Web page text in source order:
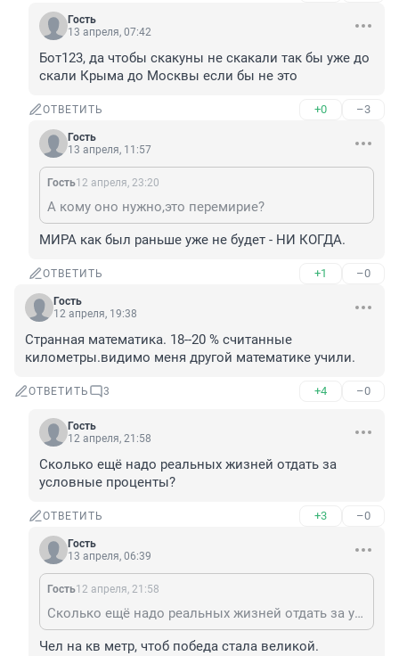
Гость
13 апреля, 07:42
Бот123, да чтобы скакуны не скакали так бы уже до
скали Крыма до Москвы если бы не это
ОТВЕТИТЬ +0 –3
Гость
13 апреля, 11:57
Гость12 апреля, 23:20
А кому оно нужно,это перемирие?
МИРА как был раньше уже не будет - НИ КОГДА.
ОТВЕТИТЬ +1 –0
Гость
12 апреля, 19:38
Странная математика. 18--20 % считанные
километры.видимо меня другой математике учили.
ОТВЕТИТЬ 3 +4 –0
Гость
12 апреля, 21:58
Сколько ещё надо реальных жизней отдать за
условные проценты?
ОТВЕТИТЬ +3 –0
Гость
13 апреля, 06:39
Гость12 апреля, 21:58
Сколько ещё надо реальных жизней отдать за условные проценты?
Чел на кв метр, чтоб победа стала великой.